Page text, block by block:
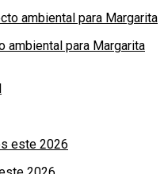
ambiental para Margarita